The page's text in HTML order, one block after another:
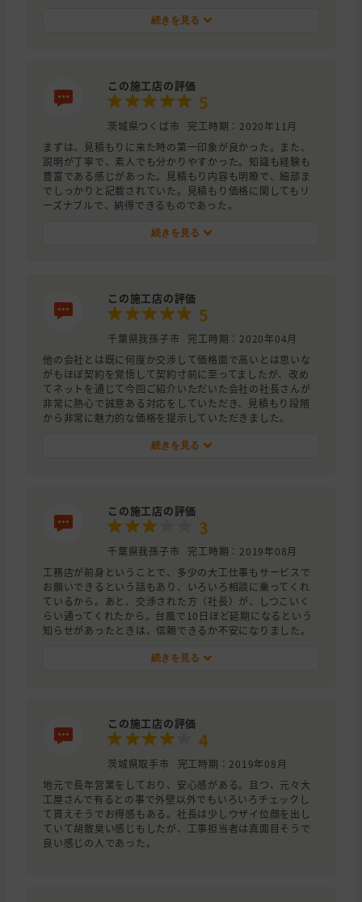
続きを見る
この施工店の評価
5
茨城県つくば市
完工時期：2020年11月
まずは、見積もりに来た時の第一印象が良かった。また、
説明が丁寧で、素人でも分かりやすかった。知識も経験も
豊富である感じがあった。見積もり内容も明瞭で、細部ま
でしっかりと記載されていた。見積もり価格に関してもリ
ーズナブルで、納得できるものであった。
続きを見る
この施工店の評価
5
千葉県我孫子市
完工時期：2020年04月
他の会社とは既に何度か交渉して価格面で高いとは思いな
がもほぼ契約を覚悟して契約寸前に至ってましたが、改め
てネットを通じて今回ご紹介いただいた会社の社長さんが
非常に熱心で誠意ある対応をしていただき、見積もり段階
から非常に魅力的な価格を提示していただきました。
続きを見る
この施工店の評価
3
千葉県我孫子市
完工時期：2019年08月
工務店が前身ということで、多少の大工仕事もサービスで
お願いできるという話もあり、いろいろ相談に乗ってくれ
ているから。あと、交渉された方（社長）が、しつこいく
らい通ってくれたから。台風で10日ほど延期になるという
知らせがあったときは、信頼できるか不安になりました。
続きを見る
この施工店の評価
4
茨城県取手市
完工時期：2019年08月
地元で長年営業をしており、安心感がある。且つ、元々大
工屋さんで有るとの事で外壁以外でもいろいろチェックし
て貰えそうでお得感もある。社長は少しウザイ位顔を出し
ていて胡散臭い感じもしたが、工事担当者は真面目そうで
良い感じの人であった。